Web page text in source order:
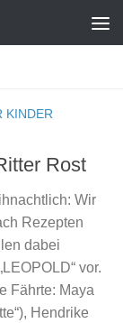
KINDER
Rost
Wir
Rezepten
dabei
vor.
Fährte: Maya
Hendrike